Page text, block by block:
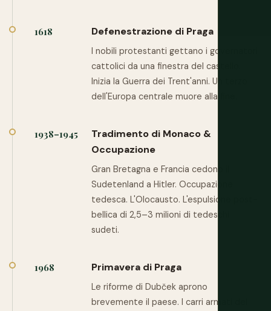
1618 Defenestrazione di Praga
I nobili protestanti gettano i governatori
cattolici da una finestra del castello.
Inizia la Guerra dei Trent'anni. Un terzo
dell'Europa centrale muore alla fine.
1938–1945
Tradimento di Monaco &
Occupazione
Gran Bretagna e Francia cedono il
Sudetenland a Hitler. Occupazione
tedesca. L'Olocausto. L'espulsione post-
bellica di 2,5–3 milioni di tedeschi
sudeti.
1968 Primavera di Praga
Le riforme di Dubček aprono
brevemente il paese. I carri armati del